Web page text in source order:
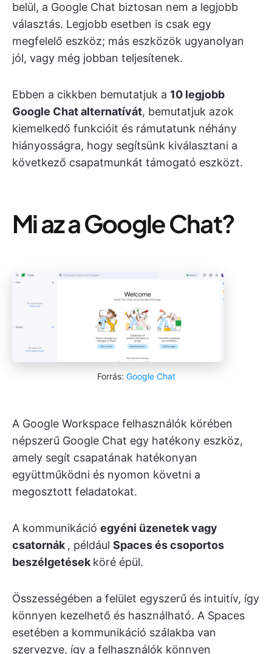
belül, a Google Chat biztosan nem a legjobb
választás. Legjobb esetben is csak egy
megfelelő eszköz; más eszközök ugyanolyan
jól, vagy még jobban teljesítenek.
Ebben a cikkben bemutatjuk a 10 legjobb
Google Chat alternatívát, bemutatjuk azok
kiemelkedő funkcióit és rámutatunk néhány
hiányosságra, hogy segítsünk kiválasztani a
következő csapatmunkát támogató eszközt.
Mi az a Google Chat?
Forrás: Google Chat
A Google Workspace felhasználók körében
népszerű Google Chat egy hatékony eszköz,
amely segít csapatának hatékonyan
együttműködni és nyomon követni a
megosztott feladatokat.
A kommunikáció egyéni üzenetek vagy
csatornák , például Spaces és csoportos
beszélgetések köré épül.
Összességében a felület egyszerű és intuitív, így
könnyen kezelhető és használható. A Spaces
esetében a kommunikáció szálakba van
szervezve, így a felhasználók könnyen